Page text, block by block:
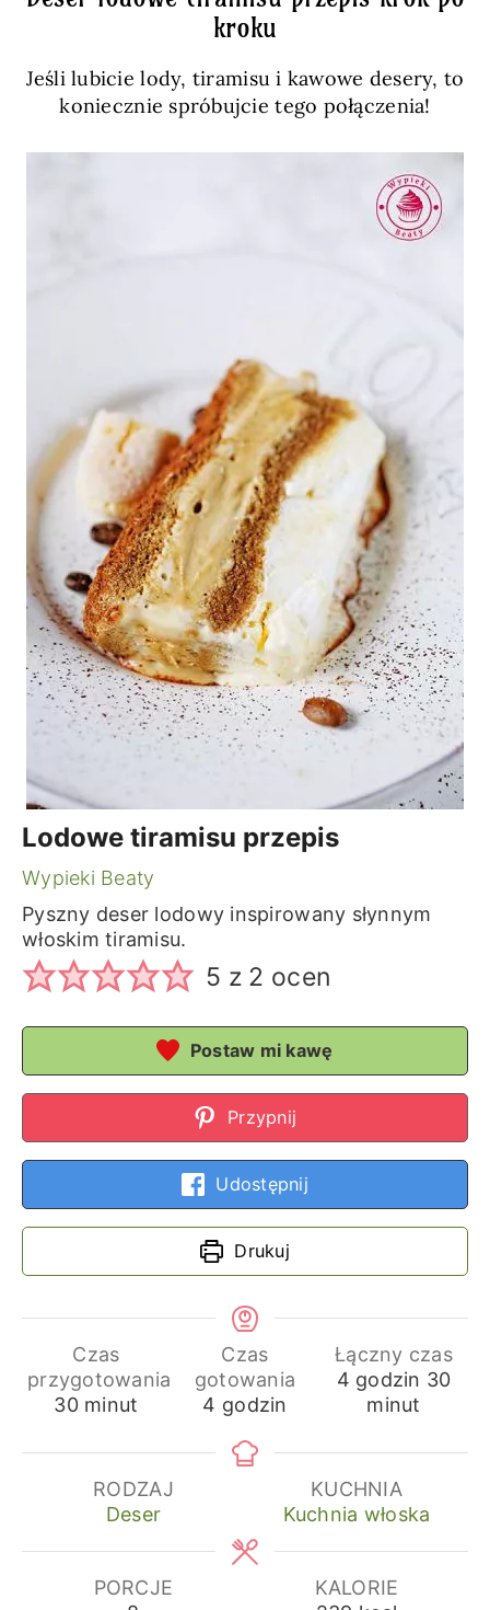
kroku
Jeśli lubicie lody, tiramisu i kawowe desery, to
koniecznie spróbujcie tego połączenia!
Lodowe tiramisu przepis
Wypieki Beaty
Pyszny deser lodowy inspirowany słynnym
włoskim tiramisu.
5 z 2 ocen
Postaw mi kawę
Przypnij
Udostępnij
Drukuj
Czas
przygotowania
30minuty
minut
Czas
gotowania
4 godziny
godzin
Łączny czas
4godziny
godzin 30
minut
RODZAJ
Deser
KUCHNIA
Kuchnia włoska
PORCJE
KALORIE